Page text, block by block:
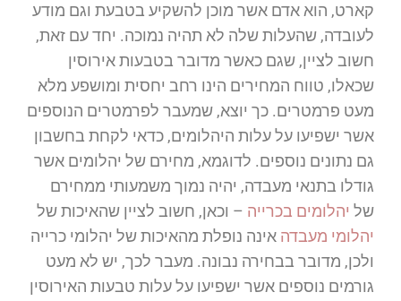
קארט, הוא אדם אשר מוכן להשקיע בטבעת וגם מודע
לעובדה, שהעלות שלה לא תהיה נמוכה. יחד עם זאת,
חשוב לציין, שגם כאשר מדובר בטבעות אירוסין
שכאלו, טווח המחירים הינו רחב יחסית ומושפע מלא
מעט פרמטרים. כך יוצא, שמעבר לפרמטרים הנוספים
אשר ישפיעו על עלות היהלומים, כדאי לקחת בחשבון
גם נתונים נוספים. לדוגמא, מחירם של יהלומים אשר
גודלו בתנאי מעבדה, יהיה נמוך משמעותי ממחירם
של יהלומים בכרייה – וכאן, חשוב לציין שהאיכות של
יהלומי מעבדה אינה נופלת מהאיכות של יהלומי כרייה
ולכן, מדובר בבחירה נבונה. מעבר לכך, יש לא מעט
גורמים נוספים אשר ישפיעו על עלות טבעות האירוסין